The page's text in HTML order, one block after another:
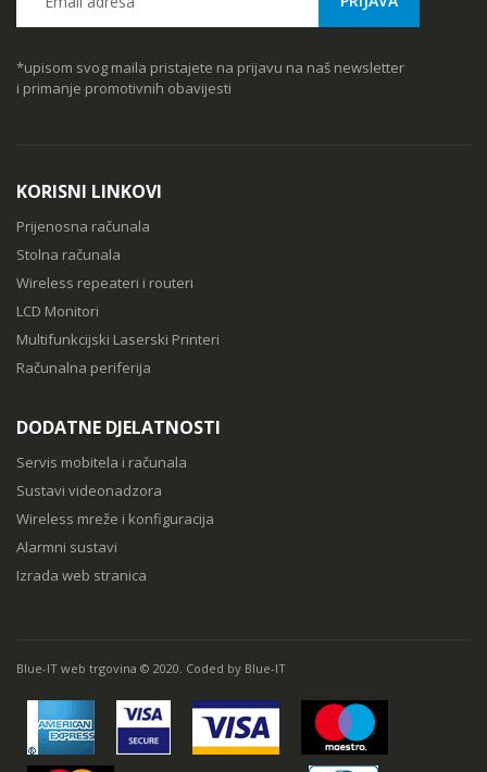
*upisom svog maila pristajete na prijavu na naš newsletter
i primanje promotivnih obavijesti
KORISNI LINKOVI
Prijenosna računala
Stolna računala
Wireless repeateri i routeri
LCD Monitori
Multifunkcijski Laserski Printeri
Računalna periferija
DODATNE DJELATNOSTI
Servis mobitela i računala
Sustavi videonadzora
Wireless mreže i konfiguracija
Alarmni sustavi
Izrada web stranica
Blue-IT web trgovina © 2020. Coded by Blue-IT